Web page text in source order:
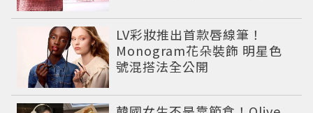
LV彩妝推出首款唇線筆！
Monogram花朵裝飾 明星色
號混搭法全公開